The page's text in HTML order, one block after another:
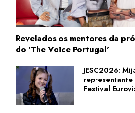
Revelados os mentores da
do 'The Voice Portugal'
JESC2026:
Festival